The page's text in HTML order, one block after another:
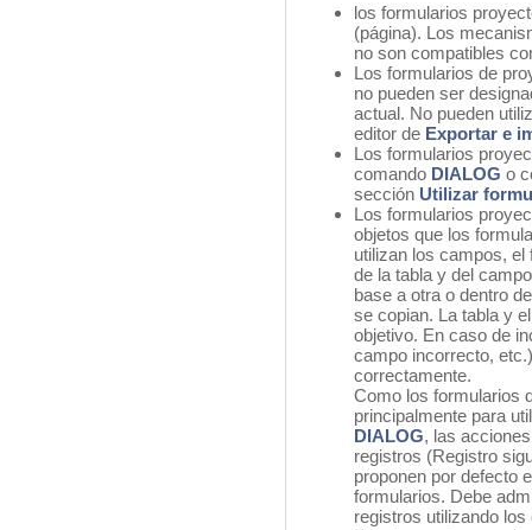
los formularios
(página). Los
no son compatibles
Los formularios de
no pueden ser
actual. No pueden
editor de Exportar e
Los formularios
comando DIALOG o
sección Utilizar
Los formularios
objetos que los
utilizan los campos,
de la tabla y del
base a otra o dentro
se copian. La tabla y
objetivo. En caso de
campo incorrecto,
correctamente.
Como los formularios
principalmente para
DIALOG, las
registros (Registro
proponen por defecto
formularios. Debe
registros utilizando